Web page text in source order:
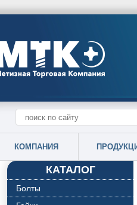
КОМПАНИЯ
КАТАЛОГ
Болты